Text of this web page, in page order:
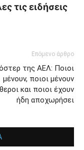
τις ειδήσεις
Επόμενο άρθρο
της ΑΕΛ: Ποιοι
μένουν, ποιοι μένουν
και ποιοι έχουν
ήδη αποχωρήσει